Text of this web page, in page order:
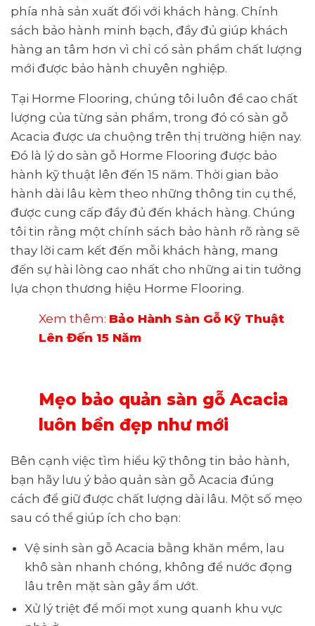
phía nhà sản xuất đối với khách hàng. Chính
sách bảo hành minh bạch, đầy đủ giúp khách
hàng an tâm hơn vì chỉ có sản phẩm chất lượng
mới được bảo hành chuyên nghiệp.
Tại Horme Flooring, chúng tôi luôn đề cao chất
lượng của từng sản phẩm, trong đó có sàn gỗ
Acacia được ưa chuộng trên thị trường hiện nay.
Đó là lý do sàn gỗ Horme Flooring được bảo
hành kỹ thuật lên đến 15 năm. Thời gian bảo
hành dài lâu kèm theo những thông tin cụ thể,
được cung cấp đầy đủ đến khách hàng. Chúng
tôi tin rằng một chính sách bảo hành rõ ràng sẽ
thay lời cam kết đến mỗi khách hàng, mang
đến sự hài lòng cao nhất cho những ai tin tưởng
lựa chọn thương hiệu Horme Flooring.
Xem thêm: Bảo Hành Sàn Gỗ Kỹ Thuật
Lên Đến 15 Năm
Mẹo bảo quản sàn gỗ Acacia
luôn bền đẹp như mới
Bên cạnh việc tìm hiểu kỹ thông tin bảo hành,
bạn hãy lưu ý bảo quản sàn gỗ Acacia đúng
cách để giữ được chất lượng dài lâu. Một số mẹo
sau có thể giúp ích cho bạn:
Vệ sinh sàn gỗ Acacia bằng khăn mềm, lau
khô sàn nhanh chóng, không để nước đọng
lâu trên mặt sàn gây ẩm ướt.
Xử lý triệt để mối mọt xung quanh khu vực